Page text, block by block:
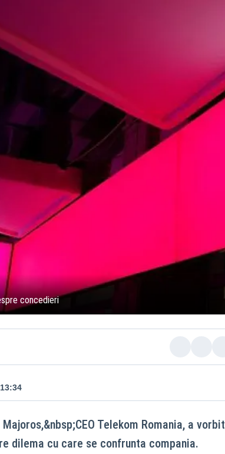
concedieri
Telekom Romania, a vorbit
dilema cu care se confrunta compania.